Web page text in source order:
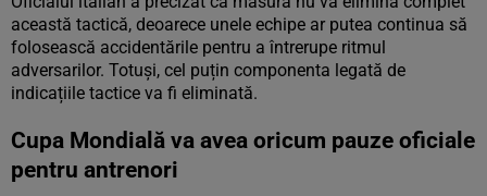
această tactică, deoarece unele echipe ar putea continua să
folosească accidentările pentru a întrerupe ritmul
adversarilor. Totuși, cel puțin componenta legată de
indicațiile tactice va fi eliminată.
Cupa Mondială va avea oricum pauze oficiale
pentru antrenori